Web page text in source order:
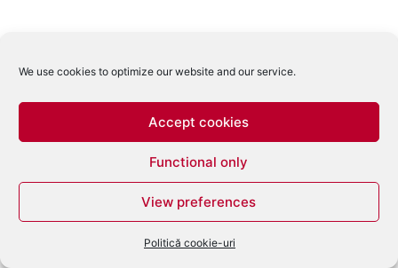
We use cookies to optimize our website and our service.
Accept cookies
Functional only
View preferences
Politică cookie-uri